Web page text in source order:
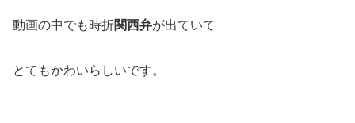
動画の中でも時折関西弁が出ていて
とてもかわいらしいです。